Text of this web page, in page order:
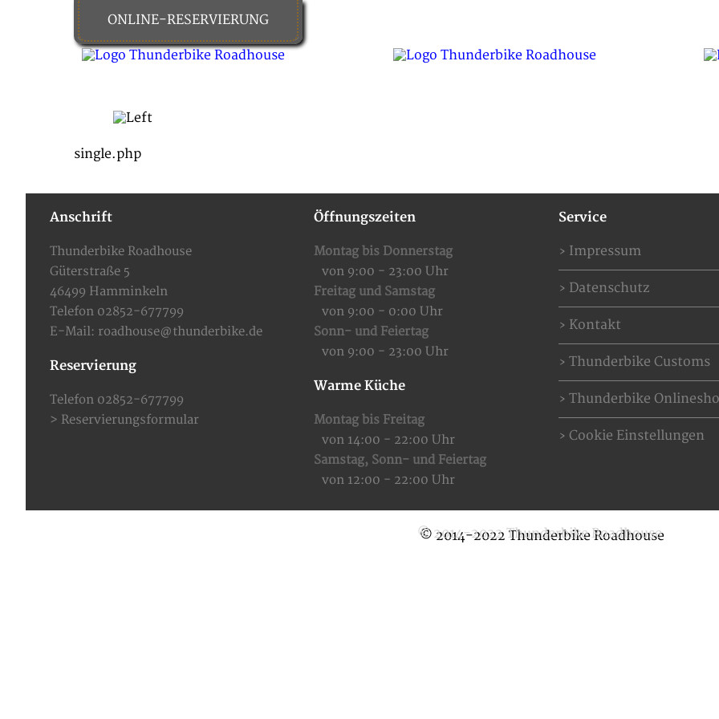
ONLINE-RESERVIERUNG
single.php
Anschrift
Thunderbike Roadhouse
Güterstraße 5
46499 Hamminkeln
Telefon 02852-677799
E-Mail: roadhouse@thunderbike.de
Reservierung
Telefon 02852-677799
> Reservierungsformular
Öffnungszeiten
Montag bis Donnerstag
von 9:00 - 23:00 Uhr
Freitag und Samstag
von 9:00 - 0:00 Uhr
Sonn- und Feiertag
von 9:00 - 23:00 Uhr
Warme Küche
Montag bis Freitag
von 14:00 - 22:00 Uhr
Samstag, Sonn- und Feiertag
von 12:00 - 22:00 Uhr
Service
Impressum
Datenschutz
Kontakt
Thunderbike Customs
Thunderbike
Cookie Einstellungen
© 2014-2022 Thunderbike Roadhouse